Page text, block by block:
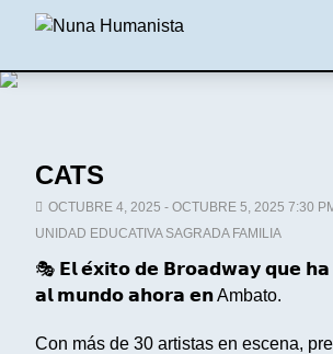
CATS
OCTUBRE 4, 2025 - OCTUBRE 5, 2025 7:30
UNIDAD EDUCATIVA SAGRADA FAMILIA
🎭 𝗘𝗹 𝗲́𝘅𝗶𝘁𝗼 𝗱𝗲 𝗕𝗿𝗼𝗮𝗱𝘄𝗮𝘆 𝗾𝘂𝗲
𝗮𝗹 𝗺𝘂𝗻𝗱𝗼 𝗮𝗵𝗼𝗿𝗮 𝗲𝗻 Ambato.
Con más de 30 artistas en escena,